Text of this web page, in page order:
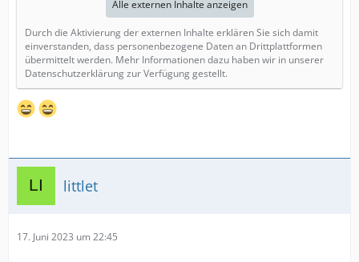
Alle externen Inhalte anzeigen
Durch die Aktivierung der externen Inhalte erklären Sie sich damit
einverstanden, dass personenbezogene Daten an Drittplattformen
übermittelt werden. Mehr Informationen dazu haben wir in unserer
Datenschutzerklärung zur Verfügung gestellt.
littlet
17. Juni 2023 um 22:45